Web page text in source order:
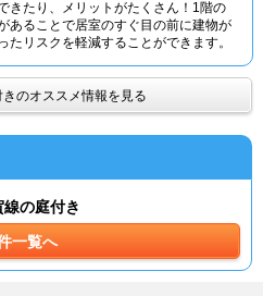
TOP
きたり、メリットがたくさん！1階の
あることで居室のすぐ目の前に建物が
リスクを軽減することができます。
のオススメ情報を見る
線の庭付き
一覧へ